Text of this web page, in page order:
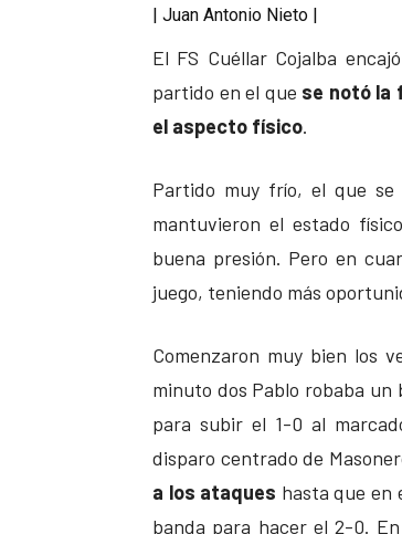
| Juan Antonio Nieto |
El FS Cuéllar Cojalba
partido en el que se notó la
el aspecto físico.
Partido muy frío, el que se
mantuvieron el estado
buena presión. Pero en
juego, teniendo más
Comenzaron muy bien los
minuto dos Pablo robaba un
para subir el 1-0 al
disparo centrado de
a los ataques hasta que en
banda para hacer el 2-0.